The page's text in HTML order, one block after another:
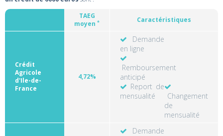
TAEG
moyen * Caractéristiques
Crédit
Agricole
d'Ile-de-
France
4,72%
Demande
en ligne
Remboursement
anticipé
Report de
mensualité
Changement
de
mensualité
Demande